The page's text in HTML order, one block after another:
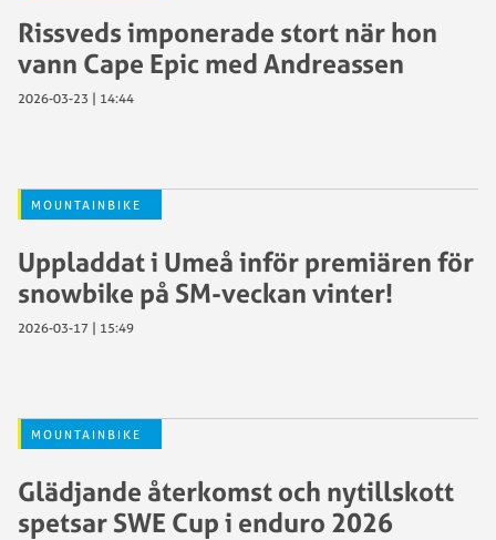
Rissveds imponerade stort när hon
vann Cape Epic med Andreassen
2026-03-23 | 14:44
MOUNTAINBIKE
Uppladdat i Umeå inför premiären för
snowbike på SM-veckan vinter!
2026-03-17 | 15:49
MOUNTAINBIKE
Glädjande återkomst och nytillskott
spetsar SWE Cup i enduro 2026